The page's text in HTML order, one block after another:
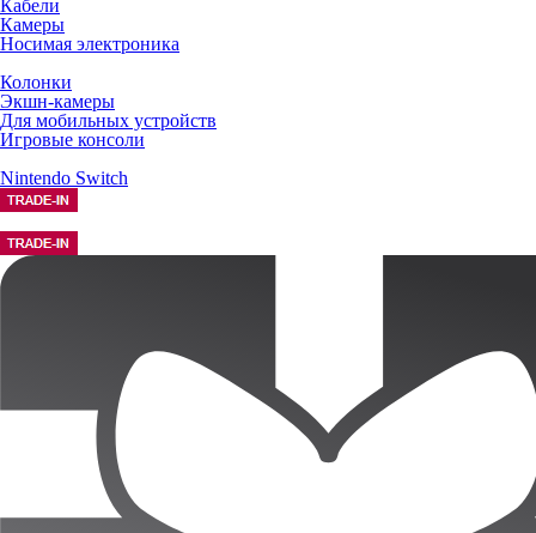
Кабели
Камеры
Носимая электроника
Колонки
Экшн-камеры
Для мобильных устройств
Игровые консоли
Nintendo Switch